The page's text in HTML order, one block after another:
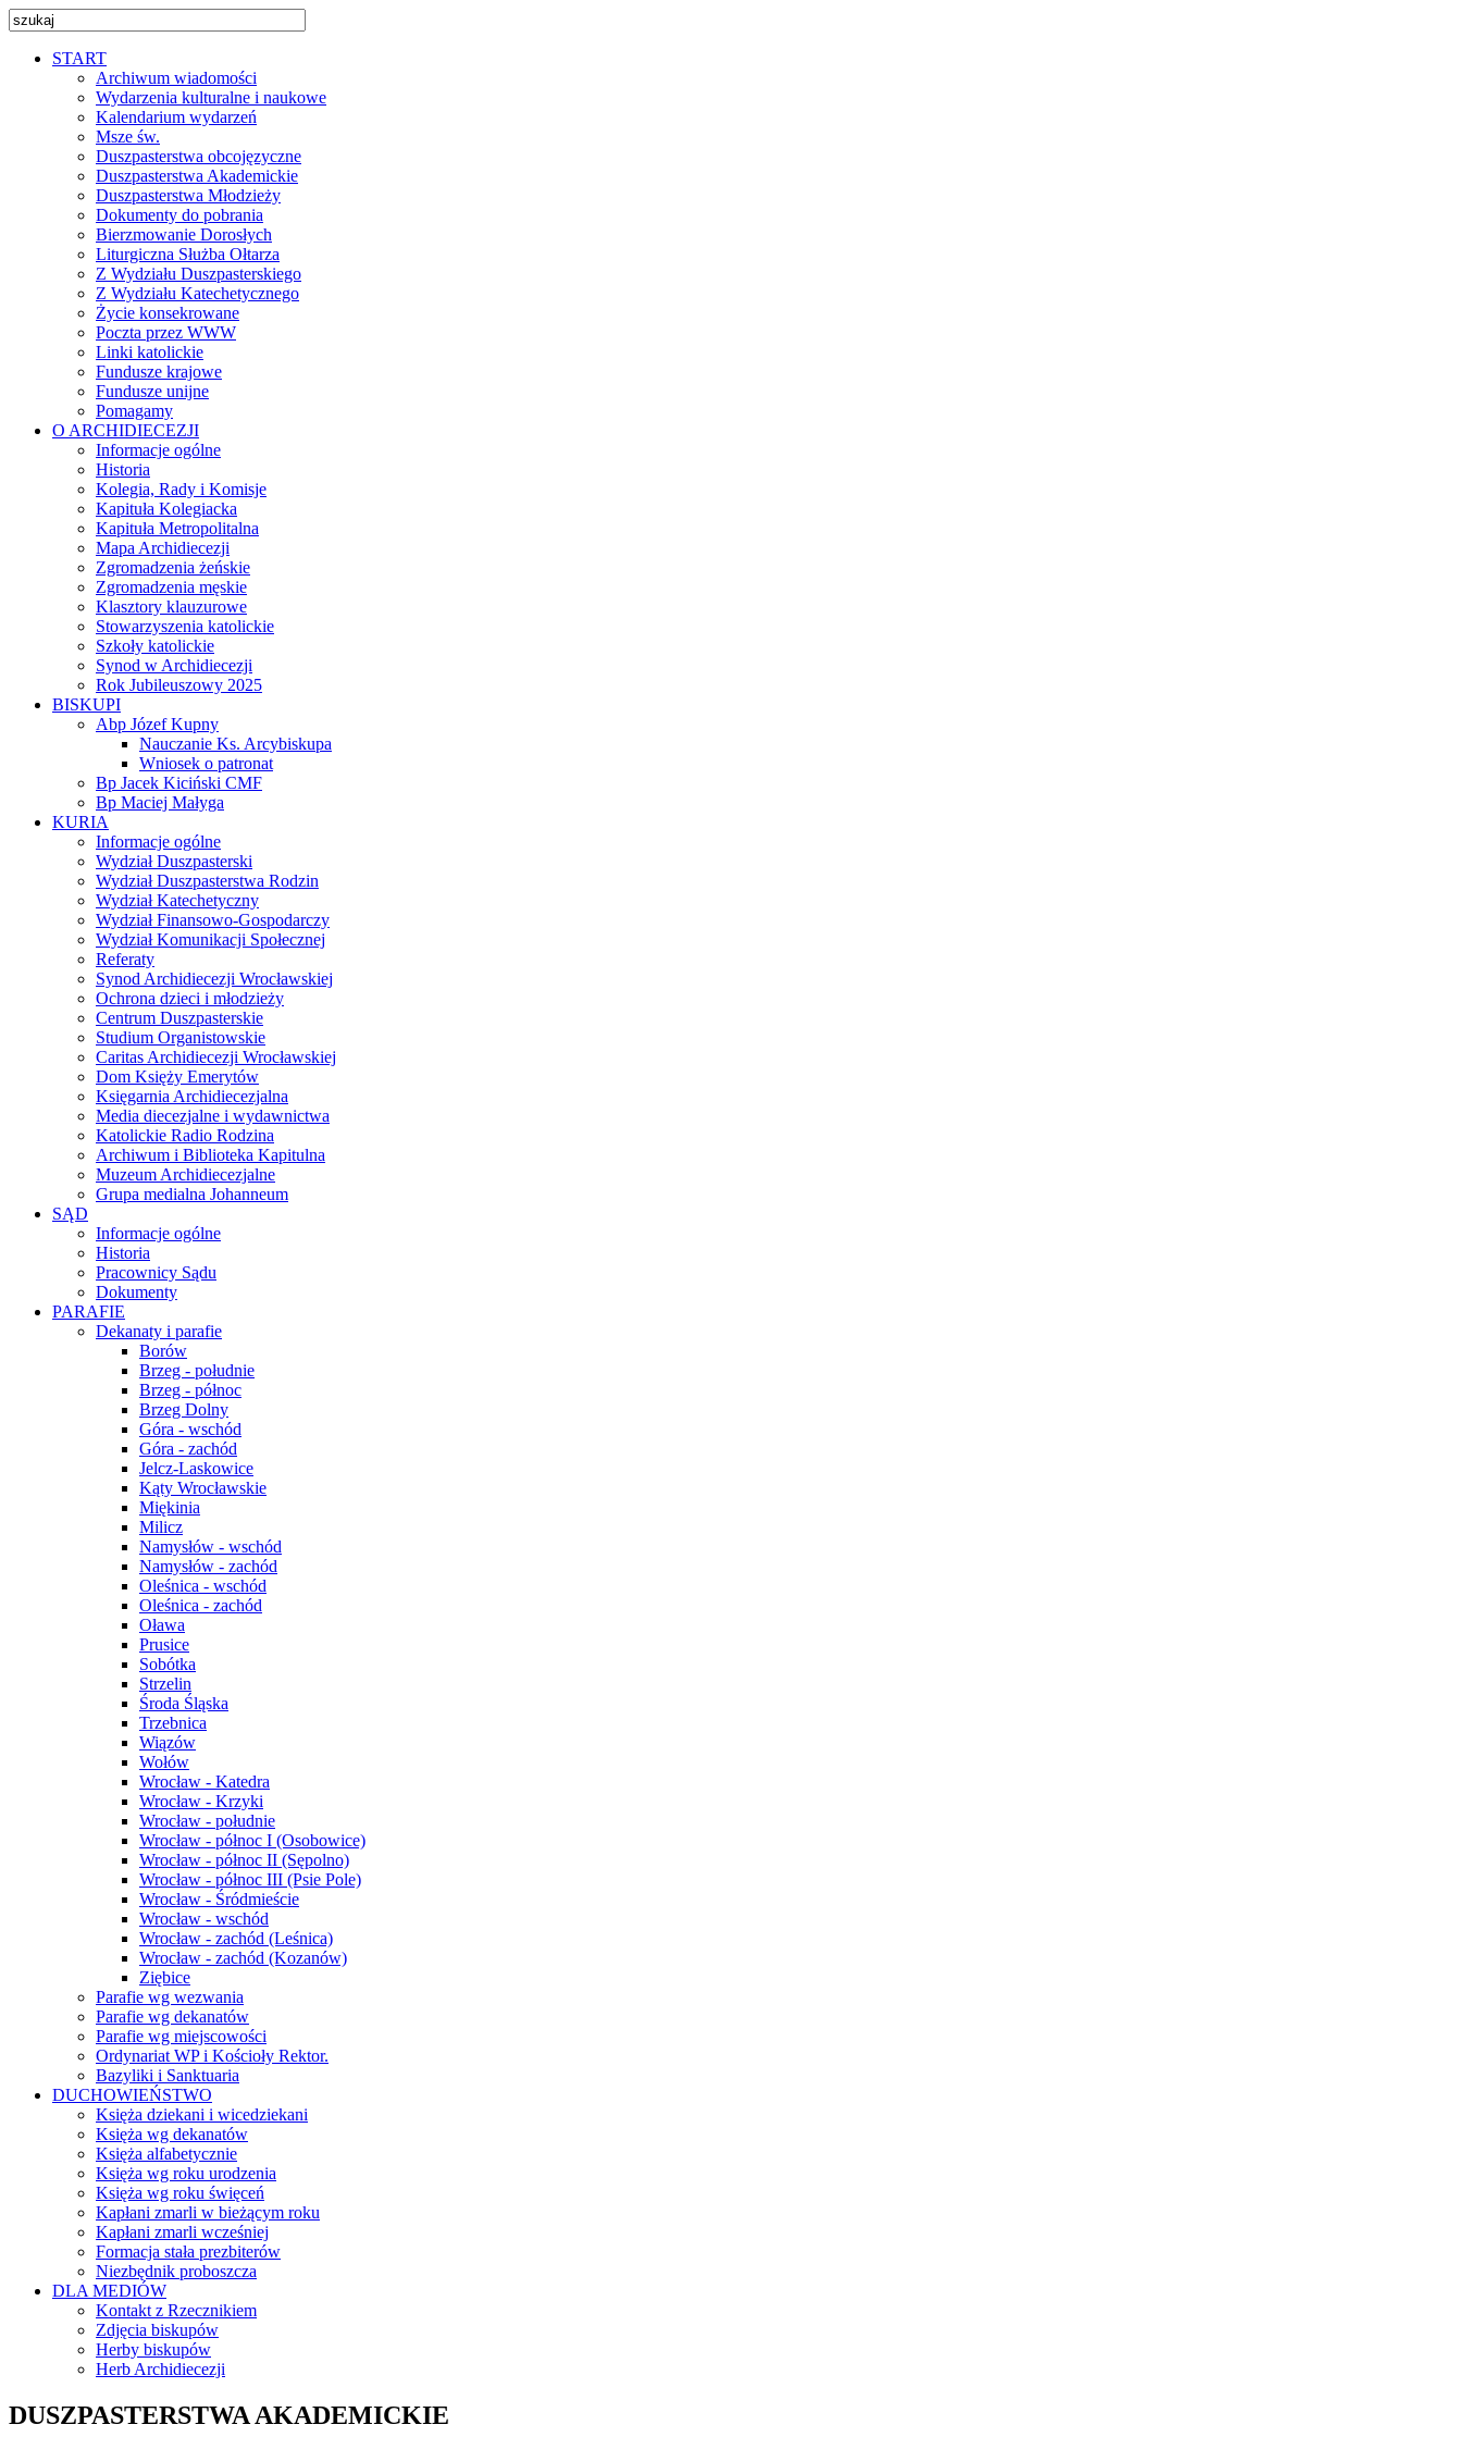
START
Archiwum wiadomości
Wydarzenia kulturalne i naukowe
Kalendarium wydarzeń
Msze św.
Duszpasterstwa obcojęzyczne
Duszpasterstwa Akademickie
Duszpasterstwa Młodzieży
Dokumenty do pobrania
Bierzmowanie Dorosłych
Liturgiczna Służba Ołtarza
Z Wydziału Duszpasterskiego
Z Wydziału Katechetycznego
Życie konsekrowane
Poczta przez WWW
Linki katolickie
Fundusze krajowe
Fundusze unijne
Pomagamy
O ARCHIDIECEZJI
Informacje ogólne
Historia
Kolegia, Rady i Komisje
Kapituła Kolegiacka
Kapituła Metropolitalna
Mapa Archidiecezji
Zgromadzenia żeńskie
Zgromadzenia męskie
Klasztory klauzurowe
Stowarzyszenia katolickie
Szkoły katolickie
Synod w Archidiecezji
Rok Jubileuszowy 2025
BISKUPI
Abp Józef Kupny
Nauczanie Ks. Arcybiskupa
Wniosek o patronat
Bp Jacek Kiciński CMF
Bp Maciej Małyga
KURIA
Informacje ogólne
Wydział Duszpasterski
Wydział Duszpasterstwa Rodzin
Wydział Katechetyczny
Wydział Finansowo-Gospodarczy
Wydział Komunikacji Społecznej
Referaty
Synod Archidiecezji Wrocławskiej
Ochrona dzieci i młodzieży
Centrum Duszpasterskie
Studium Organistowskie
Caritas Archidiecezji Wrocławskiej
Dom Księży Emerytów
Księgarnia Archidiecezjalna
Media diecezjalne i wydawnictwa
Katolickie Radio Rodzina
Archiwum i Biblioteka Kapitulna
Muzeum Archidiecezjalne
Grupa medialna Johanneum
SĄD
Informacje ogólne
Historia
Pracownicy Sądu
Dokumenty
PARAFIE
Dekanaty i parafie
Borów
Brzeg - południe
Brzeg - północ
Brzeg Dolny
Góra - wschód
Góra - zachód
Jelcz-Laskowice
Kąty Wrocławskie
Miękinia
Milicz
Namysłów - wschód
Namysłów - zachód
Oleśnica - wschód
Oleśnica - zachód
Oława
Prusice
Sobótka
Strzelin
Środa Śląska
Trzebnica
Wiązów
Wołów
Wrocław - Katedra
Wrocław - Krzyki
Wrocław - południe
Wrocław - północ I (Osobowice)
Wrocław - północ II (Sępolno)
Wrocław - północ III (Psie Pole)
Wrocław - Śródmieście
Wrocław - wschód
Wrocław - zachód (Leśnica)
Wrocław - zachód (Kozanów)
Ziębice
Parafie wg wezwania
Parafie wg dekanatów
Parafie wg miejscowości
Ordynariat WP i Kościoły Rektor.
Bazyliki i Sanktuaria
DUCHOWIEŃSTWO
Księża dziekani i wicedziekani
Księża wg dekanatów
Księża alfabetycznie
Księża wg roku urodzenia
Księża wg roku święceń
Kapłani zmarli w bieżącym roku
Kapłani zmarli wcześniej
Formacja stała prezbiterów
Niezbędnik proboszcza
DLA MEDIÓW
Kontakt z Rzecznikiem
Zdjęcia biskupów
Herby biskupów
Herb Archidiecezji
DUSZPASTERSTWA AKADEMICKIE